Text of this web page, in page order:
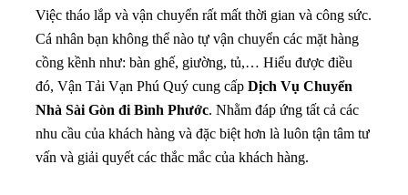
Việc tháo lắp và vận chuyển rất mất thời gian và công sức.
Cá nhân bạn không thể nào tự vận chuyển các mặt hàng
cồng kềnh như: bàn ghế, giường, tủ,… Hiểu được điều
đó, Vận Tải Vạn Phú Quý cung cấp Dịch Vụ Chuyển
Nhà Sài Gòn đi Bình Phước. Nhằm đáp ứng tất cả các
nhu cầu của khách hàng và đặc biệt hơn là luôn tận tâm tư
vấn và giải quyết các thắc mắc của khách hàng.